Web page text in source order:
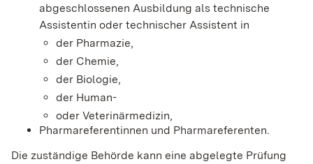
abgeschlossenen Ausbildung als technische
Assistentin oder technischer Assistent in
der Pharmazie,
der Chemie,
der Biologie,
der Human-
oder Veterinärmedizin,
Pharmareferentinnen und Pharmareferenten.
Die zuständige Behörde kann eine abgelegte Prüfung